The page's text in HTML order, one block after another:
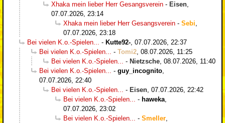
Xhaka mein lieber Herr Gesangsverein - Eisen,
07.07.2026, 23:14
Xhaka mein lieber Herr Gesangsverein - Sebi,
07.07.2026, 23:18
Bei vielen K.o.-Spielen... - Kutte92-, 07.07.2026, 22:37
Bei vielen K.o.-Spielen... - Tomi2, 08.07.2026, 11:25
Bei vielen K.o.-Spielen... - Nietzsche, 08.07.2026, 11:40
Bei vielen K.o.-Spielen... - guy_incognito,
07.07.2026, 22:40
Bei vielen K.o.-Spielen... - Eisen, 07.07.2026, 22:42
Bei vielen K.o.-Spielen... - haweka,
07.07.2026, 23:02
Bei vielen K.o.-Spielen... - Smeller,